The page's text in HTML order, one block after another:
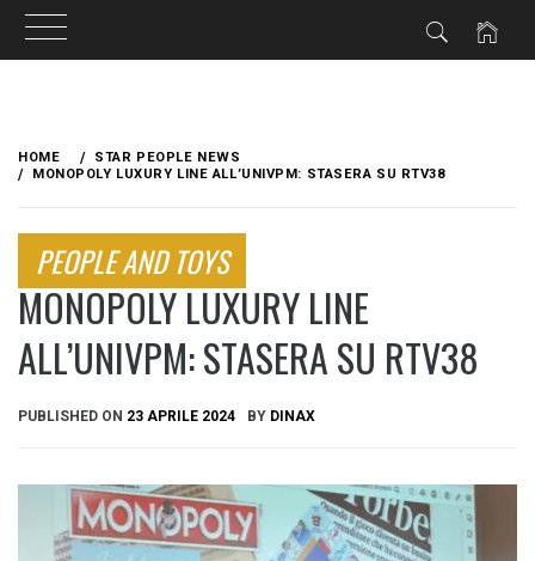
content
HOME
STAR PEOPLE NEWS
MONOPOLY LUXURY LINE ALL’UNIVPM: STASERA SU RTV38
PEOPLE AND TOYS
MONOPOLY LUXURY LINE
ALL’UNIVPM: STASERA SU RTV38
PUBLISHED ON 23 APRILE 2024 BY DINAX